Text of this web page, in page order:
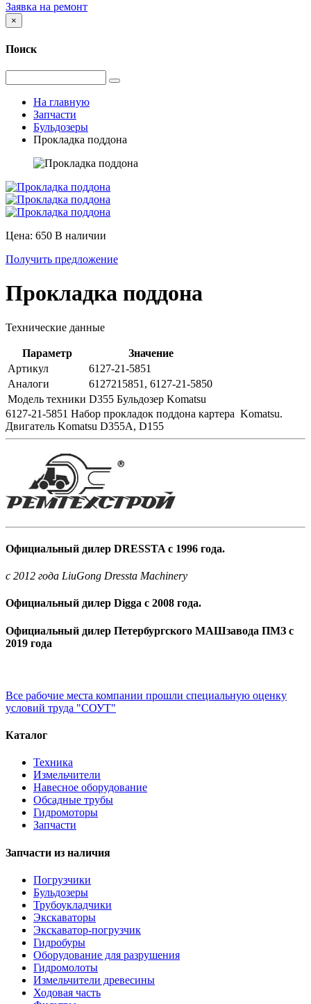
Заявка на ремонт
×
Поиск
На главную
Запчасти
Бульдозеры
Прокладка поддона
Цена: 650 В наличии
Получить предложение
Прокладка поддона
Технические данные
Параметр
Значение
Артикул
6127-21-5851
Аналоги
6127215851, 6127-21-5850
Модель техники D355 Бульдозер Komatsu
6127-21-5851 Набоp пpокладок поддона картера Komatsu.
Двигатель Komatsu D355A, D155
Официальный дилер DRESSTA с 1996 года.
c 2012 года LiuGong Dressta Machinery
Официальный дилер Digga с 2008 года.
Официальный дилер Петербургского МАШзавода ПМЗ с
2019 года
Все рабочие места компании прошли специальную оценку
условий труда "СОУТ"
Каталог
Техника
Измельчители
Навесное оборудование
Обсадные трубы
Гидромоторы
Запчасти
Запчасти из наличия
Погрузчики
Бульдозеры
Трубоукладчики
Экскаваторы
Экскаватор-погрузчик
Гидробуры
Оборудование для разрушения
Гидромолоты
Измельчители древесины
Ходовая часть